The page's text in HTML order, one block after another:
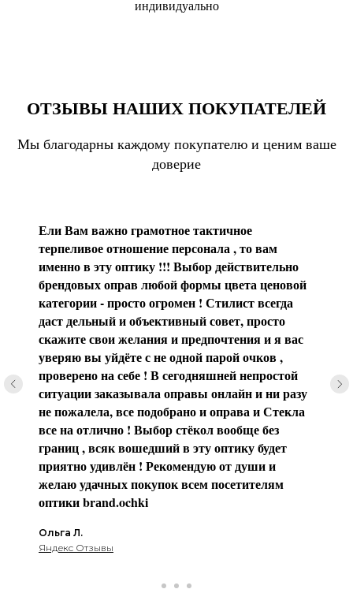
индивидуально
ОТЗЫВЫ НАШИХ ПОКУПАТЕЛЕЙ
Мы благодарны каждому покупателю и ценим ваше
доверие
Ели Вам важно грамотное тактичное
терпеливое отношение персонала , то вам
именно в эту оптику !!! Выбор действительно
брендовых оправ любой формы цвета ценовой
категории - просто огромен ! Стилист всегда
даст дельный и объективный совет, просто
скажите свои желания и предпочтения и я вас
уверяю вы уйдёте с не одной парой очков ,
проверено на себе ! В сегодняшней непростой
ситуации заказывала оправы онлайн и ни разу
не пожалела, все подобрано и оправа и Стекла
все на отлично ! Выбор стёкол вообще без
границ , всяк вошедший в эту оптику будет
приятно удивлён ! Рекомендую от души и
желаю удачных покупок всем посетителям
оптики brаnd.ochki
Ольга Л.
Яндекс Отзывы